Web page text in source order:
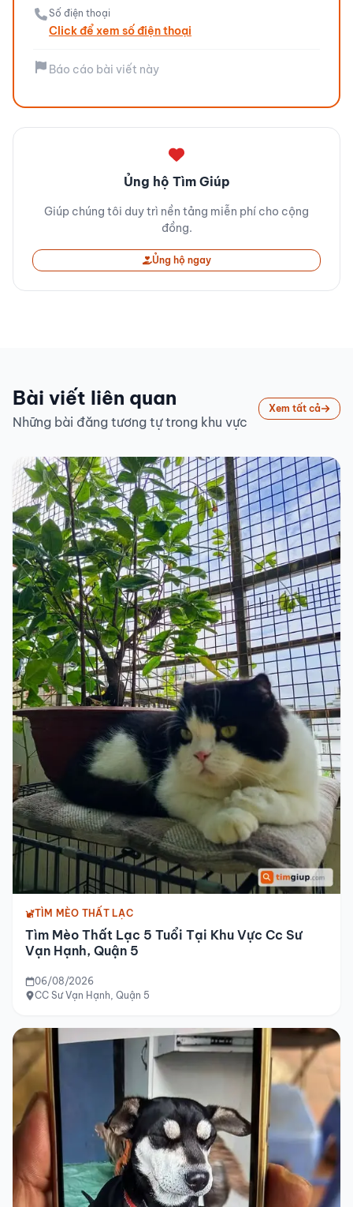
Số điện thoại
Click để xem số điện thoại
Báo cáo bài viết này
Ủng hộ Tìm Giúp
Giúp chúng tôi duy trì nền tảng miễn phí cho cộng
đồng.
Ủng hộ ngay
Bài viết liên quan
Những bài đăng tương tự trong khu vực
Xem tất cả
TÌM MÈO THẤT LẠC
Tìm Mèo Thất Lạc 5 Tuổi Tại Khu Vực Cc Sư
Vạn Hạnh, Quận 5
06/08/2026
CC Sư Vạn Hạnh, Quận 5